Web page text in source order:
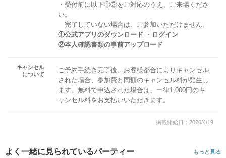
・受付前に以下①②をご対応のうえ、ご来場くださ
い。
完了していない場合は、ご参加いただけません。
①公式アプリのダウンロード ・ログイン
②本人確認書類の事前アップロード
キャンセル
について
ご予約手続き完了後、お客様都合によりキャンセル
された場合、参加費と同額のキャンセル料が発生し
ます。無料で申込された場合は、一律1,000円のキ
ャンセル料をお支払いいただきます。
掲載開始日：2026/4/19
よく一緒に見られているパーティー もっと見る